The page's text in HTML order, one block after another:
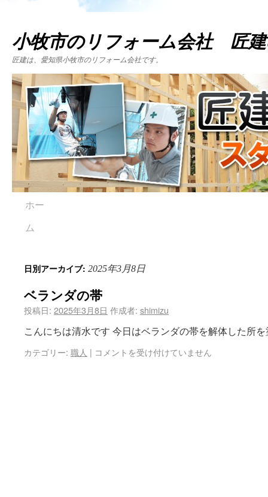
小牧市のリフォーム会社 匠
匠建は、愛知県小牧市のリフォーム会社です。
ホー
ム
日別アーカイブ: 2025年3月8日
ベランダの帯
投稿日: 2025年3月8日 作成者: shimizu
こんにちは清水です 今日はベランダの帯を解体した所
カテゴリー: 職人 | コメントを受け付けていません